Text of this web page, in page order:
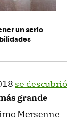
un serio
se descubrió
grande
Mersenne